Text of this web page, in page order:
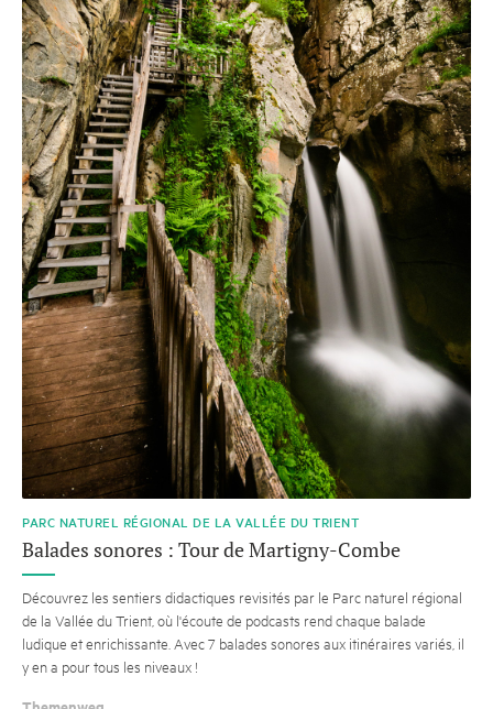
PARC NATUREL RÉGIONAL DE LA VALLÉE DU TRIENT
Balades sonores : Tour de Martigny-Combe
Découvrez les sentiers didactiques revisités par le Parc naturel régional
de la Vallée du Trient, où l'écoute de podcasts rend chaque balade
ludique et enrichissante. Avec 7 balades sonores aux itinéraires variés, il
y en a pour tous les niveaux !